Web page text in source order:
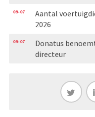
09-07
Aantal
2026
09-07
Donatus
directeur